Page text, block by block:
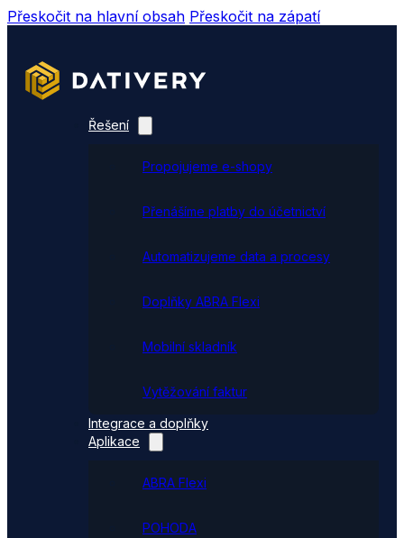
Přeskočit na hlavní obsah Přeskočit na zápatí
Řešení
Propojujeme e-shopy
Přenášíme platby do účetnictví
Automatizujeme data a procesy
Doplňky ABRA Flexi
Mobilní skladník
Vytěžování faktur
Integrace a doplňky
Aplikace
ABRA Flexi
POHODA